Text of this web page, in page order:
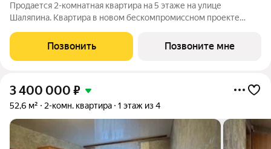
Продается 2-комнатная квартира на 5 этаже на улице
Шаляпина. Квартира в новом бескомпромиссном проекте
комплексов премиум-класса в Казани. Всего 116 квартир, 10
этажей и закрытый двор-парк.
Позвонить Позвоните мне
3 400 000 ₽
52,6 м² 2-комн. квартира 1 этаж из 4